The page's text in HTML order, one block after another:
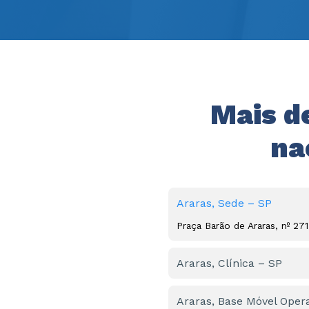
Mais
Araras, Sede – SP
Praça Barão de Araras, nº
Araras, Clínica – SP
Araras, Base Móvel